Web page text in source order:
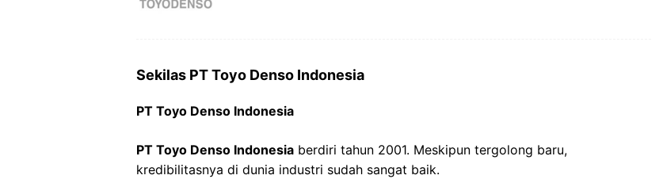
Sekilas PT Toyo Denso Indonesia
PT Toyo Denso Indonesia
PT Toyo Denso Indonesia berdiri tahun 2001. Meskipun tergolong baru,
kredibilitasnya di dunia industri sudah sangat baik.